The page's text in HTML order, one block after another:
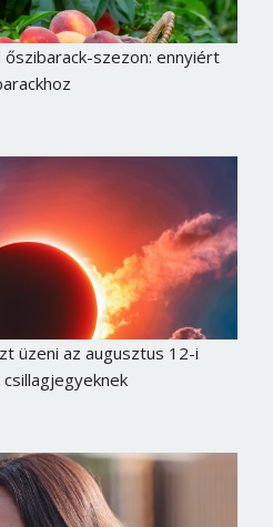
szezon: ennyiért
üzeni az augusztus 12-i